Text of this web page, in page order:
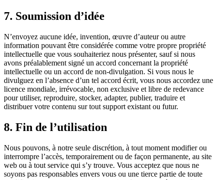
7. Soumission d’idée
N’envoyez aucune idée, invention, œuvre d’auteur ou autre
information pouvant être considérée comme votre propre propriété
intellectuelle que vous souhaiteriez nous présenter, sauf si nous
avons préalablement signé un accord concernant la propriété
intellectuelle ou un accord de non-divulgation. Si vous nous le
divulguez en l’absence d’un tel accord écrit, vous nous accordez une
licence mondiale, irrévocable, non exclusive et libre de redevance
pour utiliser, reproduire, stocker, adapter, publier, traduire et
distribuer votre contenu sur tout support existant ou futur.
8. Fin de l’utilisation
Nous pouvons, à notre seule discrétion, à tout moment modifier ou
interrompre l’accès, temporairement ou de façon permanente, au site
web ou à tout service qui s’y trouve. Vous acceptez que nous ne
soyons pas responsables envers vous ou une tierce partie de toute